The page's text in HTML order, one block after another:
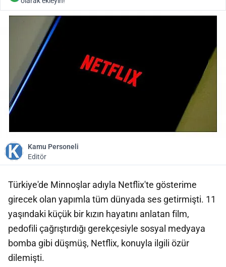
Kamu Personeli
Editör
Türkiye'de Minnoşlar adıyla Netflix'te gösterime
girecek olan yapımla tüm dünyada ses getirmişti. 11
yaşındaki küçük bir kızın hayatını anlatan film,
pedofili çağrıştırdığı gerekçesiyle sosyal medyaya
bomba gibi düşmüş, Netflix, konuyla ilgili özür
dilemişti.